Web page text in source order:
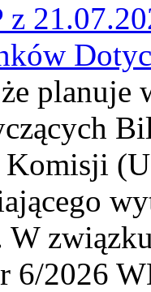
planuje
Komisji
6/2026